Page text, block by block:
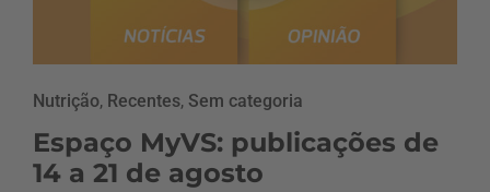
Nutrição, Recentes, Sem categoria
Espaço MyVS: publicações de
14 a 21 de agosto